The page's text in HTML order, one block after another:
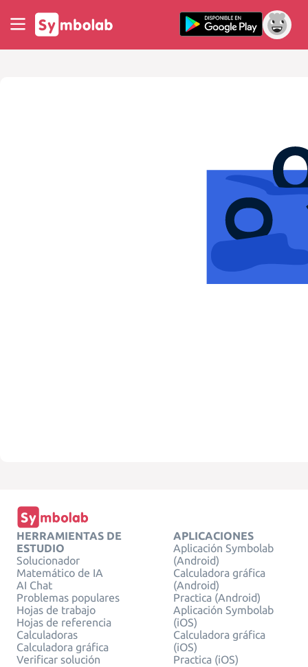
HERRAMIENTAS DE
ESTUDIO
Solucionador
Matemático de IA
AI Chat
Problemas populares
Hojas de trabajo
Hojas de referencia
Calculadoras
Calculadora gráfica
Verificar solución
APLICACIONES
Aplicación Symbolab
(Android)
Calculadora gráfica
(Android)
Practica (Android)
Aplicación Symbolab
(iOS)
Calculadora gráfica
(iOS)
Practica (iOS)